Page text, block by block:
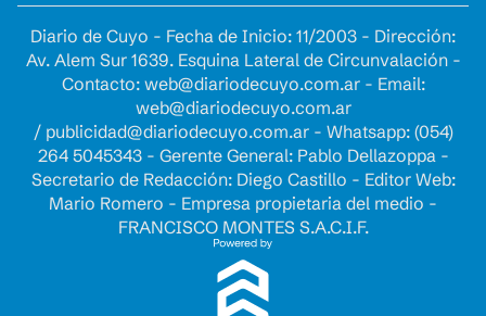
Diario de Cuyo - Fecha de Inicio: 11/2003 - Dirección:
Av. Alem Sur 1639. Esquina Lateral de Circunvalación -
Contacto: web@diariodecuyo.com.ar- Email:
web@diariodecuyo.com.ar
/ publicidad@diariodecuyo.com.ar- Whatsapp: (054)
264 5045343 - Gerente General: Pablo Dellazoppa -
Secretario de Redacción: Diego Castillo - Editor Web:
Mario Romero - Empresa propietaria del medio -
FRANCISCO MONTES S.A.C.I.F.